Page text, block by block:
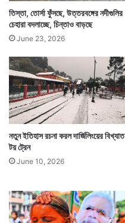
তিস্তা, তোর্সা ফুঁসছে, উত্তরবঙ্গের নদীগুলির
চেহারা বদলাচ্ছে, চিন্তাও বাড়ছে
June 23, 2026
নতুন ইতিহাস রচনা করল দার্জিলিংয়ের বিখ্যাত
টয় ট্রেন
June 10, 2026